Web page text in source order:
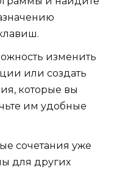
изменить
или создать
которые вы
им удобные
сочетания уже
для других